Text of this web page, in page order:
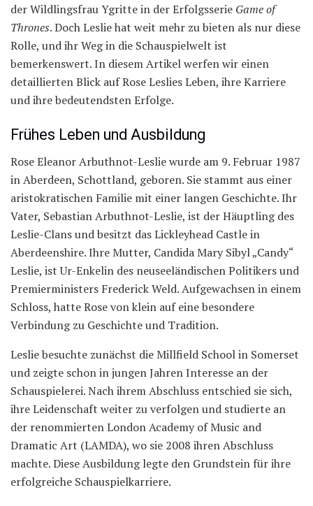
der Wildlingsfrau Ygritte in der Erfolgsserie Game of
Thrones. Doch Leslie hat weit mehr zu bieten als nur diese
Rolle, und ihr Weg in die Schauspielwelt ist
bemerkenswert. In diesem Artikel werfen wir einen
detaillierten Blick auf Rose Leslies Leben, ihre Karriere
und ihre bedeutendsten Erfolge.
Frühes Leben und Ausbildung
Rose Eleanor Arbuthnot-Leslie wurde am 9. Februar 1987
in Aberdeen, Schottland, geboren. Sie stammt aus einer
aristokratischen Familie mit einer langen Geschichte. Ihr
Vater, Sebastian Arbuthnot-Leslie, ist der Häuptling des
Leslie-Clans und besitzt das Lickleyhead Castle in
Aberdeenshire. Ihre Mutter, Candida Mary Sibyl „Candy“
Leslie, ist Ur-Enkelin des neuseeländischen Politikers und
Premierministers Frederick Weld. Aufgewachsen in einem
Schloss, hatte Rose von klein auf eine besondere
Verbindung zu Geschichte und Tradition.
Leslie besuchte zunächst die Millfield School in Somerset
und zeigte schon in jungen Jahren Interesse an der
Schauspielerei. Nach ihrem Abschluss entschied sie sich,
ihre Leidenschaft weiter zu verfolgen und studierte an
der renommierten London Academy of Music and
Dramatic Art (LAMDA), wo sie 2008 ihren Abschluss
machte. Diese Ausbildung legte den Grundstein für ihre
erfolgreiche Schauspielkarriere.